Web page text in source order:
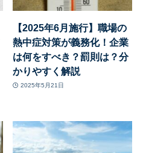
【2025年6月施行】職場の
熱中症対策が義務化！企業
は何をすべき？罰則は？分
かりやすく解説
2025年5月21日